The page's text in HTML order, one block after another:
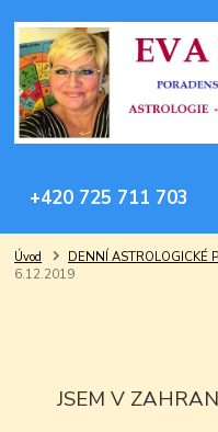
+420 725 711 703
Úvod DENNÍ ASTROLOGICKÉ
6.12.2019
JSEM V